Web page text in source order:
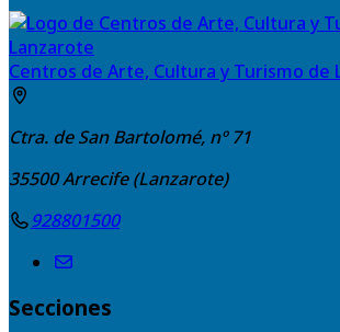
Centros de Arte, Cultura y Turismo de
Ctra. de San Bartolomé, nº 71
35500Arrecife (Lanzarote)
928801500
Secciones